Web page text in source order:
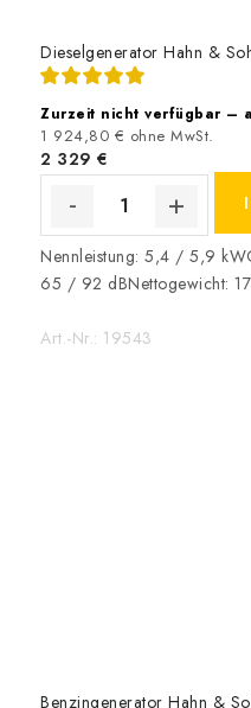
Dieselgenerator Hahn &
Zurzeit nicht verfügbar –
1 924,80 € ohne MwSt.
2 329 €
Nennleistung: 5,4 / 5,9
65 / 92 dBNettogewicht:
Art.-Nr.: 19543
Benzingenerator Hahn &